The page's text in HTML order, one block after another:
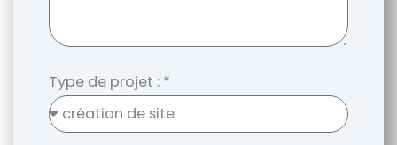
Type de projet : *